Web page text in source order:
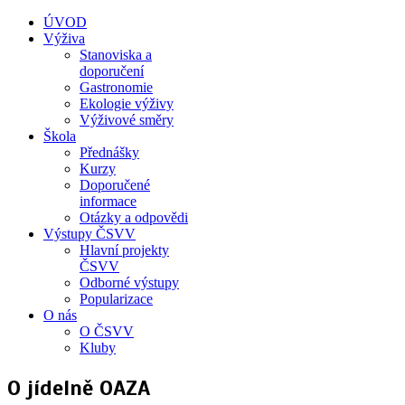
ÚVOD
Výživa
Stanoviska a
doporučení
Gastronomie
Ekologie výživy
Výživové směry
Škola
Přednášky
Kurzy
Doporučené
informace
Otázky a odpovědi
Výstupy ČSVV
Hlavní projekty
ČSVV
Odborné výstupy
Popularizace
O nás
O ČSVV
Kluby
O jídelně OAZA